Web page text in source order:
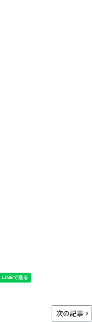
次の記事